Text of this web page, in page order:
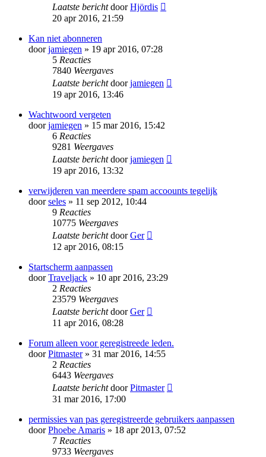
Laatste berichtdoorHjördis
20 apr 2016, 21:59
Kan niet abonneren
doorjamiegen » 19 apr 2016, 07:28
5 Reacties
7840 Weergaves
Laatste berichtdoorjamiegen
19 apr 2016, 13:46
Wachtwoord vergeten
doorjamiegen » 15 mar 2016, 15:42
6 Reacties
9281 Weergaves
Laatste berichtdoorjamiegen
19 apr 2016, 13:32
verwijderen van meerdere spam accoounts tegelijk
doorseles » 11 sep 2012, 10:44
9 Reacties
10775 Weergaves
Laatste berichtdoorGer
12 apr 2016, 08:15
Startscherm aanpassen
doorTraveljack » 10 apr 2016, 23:29
2 Reacties
23579 Weergaves
Laatste berichtdoorGer
11 apr 2016, 08:28
Forum alleen voor geregistreede leden.
doorPitmaster» 31 mar 2016, 14:55
2 Reacties
6443 Weergaves
Laatste berichtdoorPitmaster
31 mar 2016, 17:00
permissies van pas geregistreerde gebruikers aanpassen
doorPhoebe Amaris » 18 apr 2013, 07:52
7 Reacties
9733 Weergaves